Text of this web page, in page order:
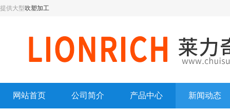
提供大型吹塑加工
网站首页 公司简介 产品中心 新闻动态